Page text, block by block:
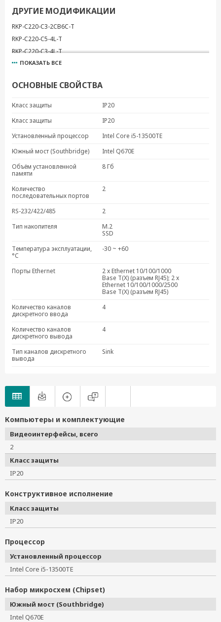
ДРУГИЕ МОДИФИКАЦИИ
RKP-C220-C3-2CB6C-T
RKP-C220-C5-4L-T
RKP-C220-C3-4L-T
RKP-C220-C3-8C-T
RKP-C220-C5-2CB6C-T
RKP-C220-C7-4L-T
RKP-C220-C7-8C-T
RKP-C220-C7-T
RKP-C220-C9-2CB6C-T
RKP-C220-C9-4L-T
RKP-C220-C9-8C-T
RKP-C220-C9-T
ПОКАЗАТЬ ВСЕ
ОСНОВНЫЕ СВОЙСТВА
Класс защиты
IP20
Класс защиты
IP20
Установленный процессор
Intel Core i5-13500TE
Южный мост (Southbridge)
Intel Q670E
Объём установленной
памяти
8 Гб
Количество
последовательных портов
2
RS-232/422/485
2
Тип накопителя
M.2
SSD
Температура эксплуатации,
°C
-30 ~ +60
Порты Ethernet
2 x Ethernet 10/100/1000
Base T(X) (разъем RJ45); 2 x
Ethernet 10/100/1000/2500
Base T(X) (разъем RJ45)
Количество каналов
дискретного ввода
4
Количество каналов
дискретного вывода
4
Тип каналов дискретного
вывода
Sink
Компьютеры и комплектующие
Видеоинтерфейсы, всего
2
Класс защиты
IP20
Конструктивное исполнение
Класс защиты
IP20
Процессор
Установленный процессор
Intel Core i5-13500TE
Набор микросхем (Chipset)
Южный мост (Southbridge)
Intel Q670E